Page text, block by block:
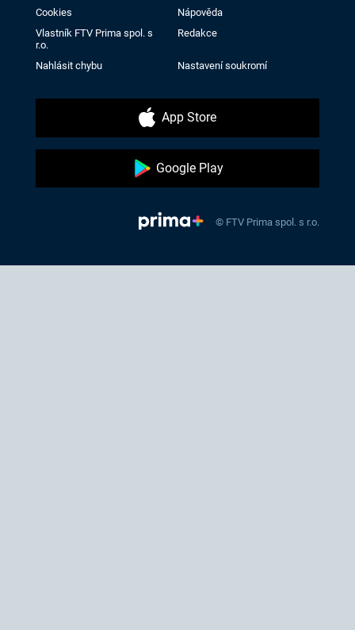
Cookies
Nápověda
Vlastník FTV Prima spol. s
r.o.
Redakce
Nahlásit chybu Nastavení soukromí
App Store
Google Play
© FTV Prima spol. s r.o.